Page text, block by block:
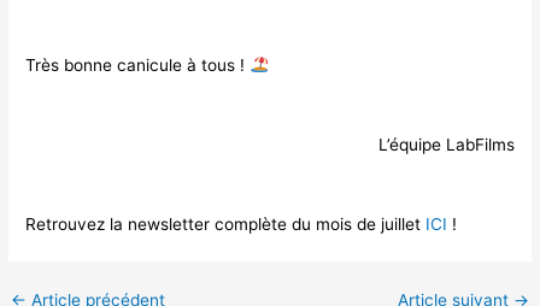
Très bonne canicule à tous !
L’équipe LabFilms
Retrouvez la newsletter complète du mois de juillet ICI !
← Article précédent Article suivant →